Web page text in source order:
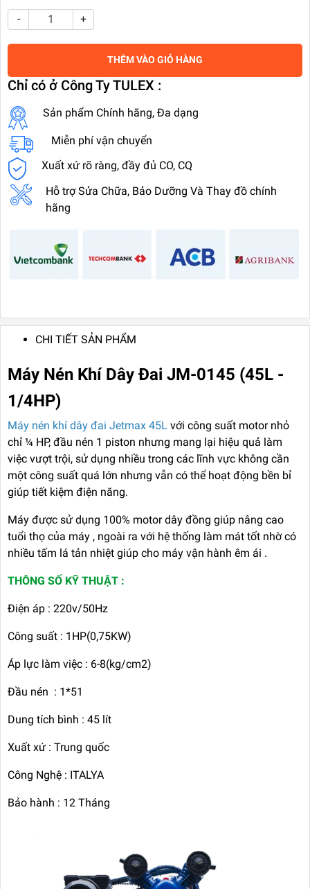
- +
THÊM VÀO GIỎ HÀNG
Chỉ có ở Công Ty TULEX :
Sản phẩm Chính hãng, Đa dạng
Miễn phí vận chuyển
Xuất xứ rõ ràng, đầy đủ CO, CQ
Hỗ trợ Sửa Chữa, Bảo Dưỡng Và Thay đồ chính
hãng
CHI TIẾT SẢN PHẨM
Máy Nén Khí Dây Đai JM-0145 (45L -
1/4HP)
Máy nén khí dây đai Jetmax 45L với công suất motor nhỏ
chỉ ¼ HP, đầu nén 1 piston nhưng mang lại hiệu quả làm
việc vượt trội, sử dụng nhiều trong các lĩnh vực không cần
một công suất quá lớn nhưng vẫn có thể hoạt động bền bỉ
giúp tiết kiệm điện năng.
Máy được sử dụng 100% motor dây đồng giúp nâng cao
tuổi thọ của máy , ngoài ra với hệ thống làm mát tốt nhờ có
nhiều tấm lá tản nhiệt giúp cho máy vận hành êm ái .
THÔNG SỐ KỸ THUẬT :
Điện áp : 220v/50Hz
Công suất : 1HP(0,75KW)
Áp lực làm việc : 6-8(kg/cm2)
Đầu nén : 1*51
Dung tích bình : 45 lít
Xuất xứ : Trung quốc
Công Nghệ : ITALYA
Bảo hành : 12 Tháng